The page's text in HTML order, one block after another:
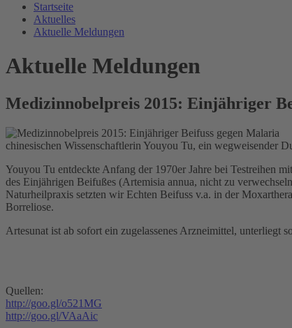
Startseite
Aktuelles
Aktuelle Meldungen
Aktuelle Meldungen
Medizinnobelpreis 2015: Einjähriger
chinesischen Wissenschaftlerin Youyou Tu, ein wegweisender
Youyou Tu entdeckte Anfang der 1970er Jahre bei Testreihen
des Einjährigen Beifußes (Artemisia annua, nicht zu
Naturheilpraxis setzten wir Echten Beifuss v.a. in der
Borreliose.
Artesunat ist ab sofort ein zugelassenes Arzneimittel, unterliegt
Quellen:
http://goo.gl/o521MG
http://goo.gl/VAaAic